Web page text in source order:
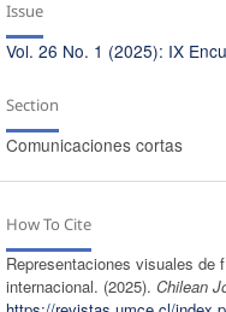
Issue
Vol. 26 No. 1 (2025): IX
Section
Comunicaciones cortas
How To Cite
Representaciones visuales de
internacional. (2025). Chilean